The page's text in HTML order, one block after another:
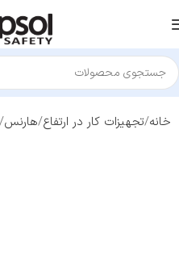
خانه تجهیزات کار در ارتفاع هارنس